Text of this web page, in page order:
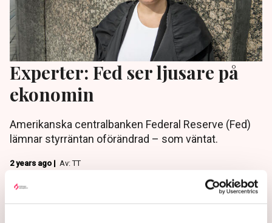
Experter: Fed ser ljusare på
ekonomin
Amerikanska centralbanken Federal Reserve (Fed)
lämnar styrräntan oförändrad – som väntat.
2 years ago | Av: TT